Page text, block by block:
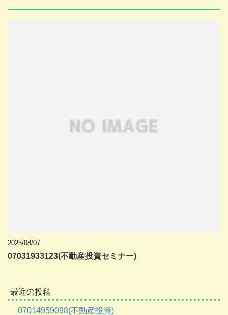
2025/08/07
07031933123(不動産投資セミナー)
最近の投稿
07014959098(不動産投資)